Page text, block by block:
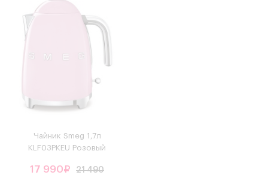
Чайник Smeg 1,7л
KLF03PKEU Розовый
17 990₽
21 490